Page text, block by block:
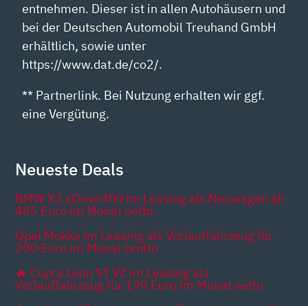
entnehmen. Dieser ist in allen Autohäusern und
bei der Deutschen Automobil Treuhand GmbH
erhältlich, sowie unter
https://www.dat.de/co2/.
** Partnerlink. Bei Nutzung erhalten wir ggf.
eine Vergütung.
Neueste Deals
BMW X3 xDrive40d im Leasing als Neuwagen ab
485 Euro im Monat netto
Opel Mokka im Leasing als Vorlauffahrzeug für
200 Euro im Monat brutto
🔥 Cupra Leon ST VZ im Leasing als
Vorlauffahrzeug für 199 Euro im Monat netto